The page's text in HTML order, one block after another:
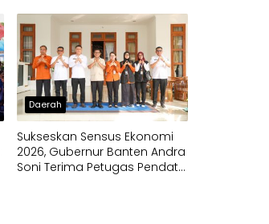
Daerah
Sukseskan Sensus Ekonomi
2026, Gubernur Banten Andra
Soni Terima Petugas Pendata